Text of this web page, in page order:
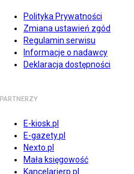
Polityka Prywatności
Zmiana ustawień zgód
Regulamin serwisu
Informacje o nadawcy
Deklaracja dostępności
PARTNERZY
E-kiosk.pl
E-gazety.pl
Nexto.pl
Mała księgowość
Kancelarierp.pl